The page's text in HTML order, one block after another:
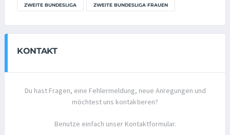
ZWEITE BUNDESLIGA ZWEITE BUNDESLIGA FRAUEN
KONTAKT
Du hast Fragen, eine Fehlermeldung, neue Anregungen und
möchtest uns kontaktieren?
Benutze einfach unser Kontaktformular.